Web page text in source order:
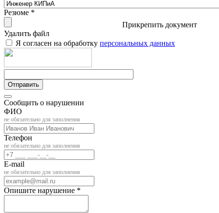
Резюме *
Прикрепить документ
Удалить файл
Я согласен на обработку персональных данных
Отправить
Сообщить о нарушении
ФИО
не обязательно для заполнения
Телефон
не обязательно для заполнения
E-mail
не обязательно для заполнения
Опишите нарушение *